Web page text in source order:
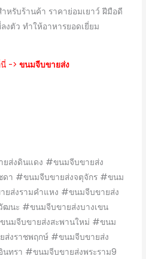
หรับร้านค้า ราคาย่อมเยาว์ ฝีมือดี
งตัว ทำให้อาหารยอดเยี่ยม
-> ขนมจีบขายส่ง
ส่งดินแดง #ขนมจีบขายส่ง
ดา #ขนมจีบขายส่งจตุจักร #ขนม
ส่งรามคำแหง #ขนมจีบขายส่ง
นะ #ขนมจีบขายส่งบางเขน
นมจีบขายส่งสะพานใหม่ #ขนม
งราชพฤกษ์ #ขนมจีบขายส่ง
ทรา #ขนมจีบขายส่งพระราม9